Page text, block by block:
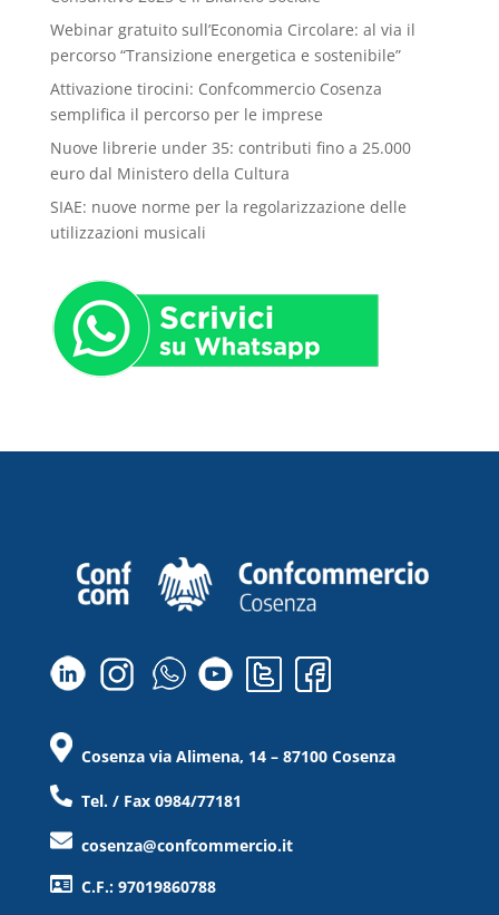
Webinar gratuito sull’Economia Circolare: al via il
percorso “Transizione energetica e sostenibile”
Attivazione tirocini: Confcommercio Cosenza
semplifica il percorso per le imprese
Nuove librerie under 35: contributi fino a 25.000
euro dal Ministero della Cultura
SIAE: nuove norme per la regolarizzazione delle
utilizzazioni musicali
Cosenza via Alimena, 14 – 87100 Cosenza
Tel. / Fax 0984/77181
cosenza@confcommercio.it
C.F.: 97019860788